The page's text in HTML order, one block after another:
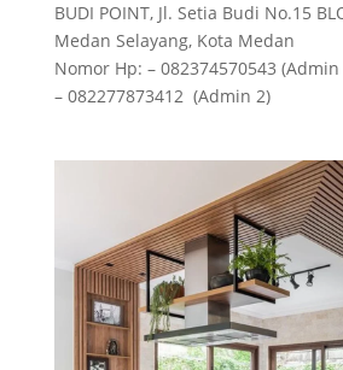
BUDI POINT, Jl. Setia Budi No.15
Medan Selayang, Kota Medan
Nomor Hp: – 082374570543 (Admin
– 082277873412 (Admin 2)